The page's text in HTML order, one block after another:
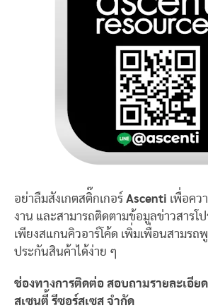
อย่าลืมสังเกตสติ๊กเกอร์ Ascenti เพื่อคว
งาน และสามารถติดตามข้อมูลข่าวสารโ
เพียงสแกนคิวอาร์โค้ด เพิ่มเพื่อนสามรถ
ประกันสินค้าได้ง่าย ๆ
ช่องทางการติดต่อ สอบถามรายละเอีย
สเซนตี้ รีซอร์สเซส จำกัด